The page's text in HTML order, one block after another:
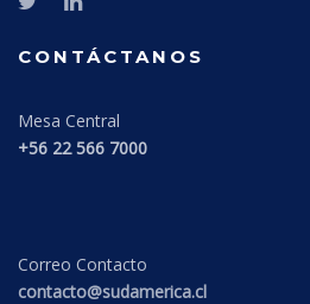
CONTÁCTANOS
Mesa Central
+56 22 566 7000
Correo Contacto
contacto@sudamerica.cl